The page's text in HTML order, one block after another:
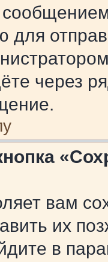
для
через
вам
их
в